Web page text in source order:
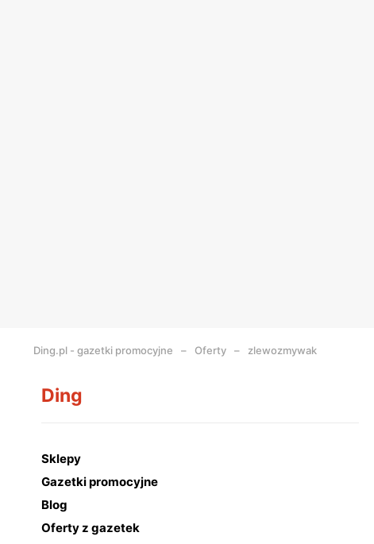
Ding.pl - gazetki promocyjne Oferty zlewozmywak
Ding
Sklepy
Gazetki promocyjne
Blog
Oferty z gazetek